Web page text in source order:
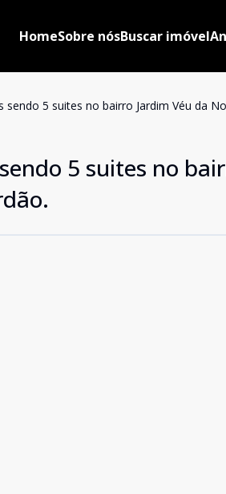
HomeSobre nósBuscar imóvel
5 suites no bairro Jardim Véu da
5 suites no